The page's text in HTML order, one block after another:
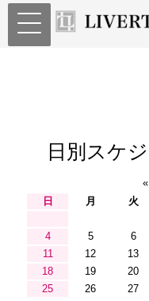
日別スケ
«
日 月 火
4
5 6
11
12 13
18
19 20
25
26 27